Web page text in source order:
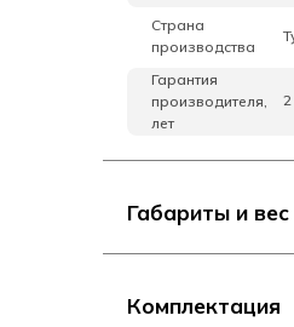
Страна
производства
Гарантия
производителя,
лет
2
Габариты и вес
Комплектация